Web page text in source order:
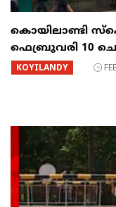
കൊയിലാണ്ടി
ഫെബ്രുവരി 10
KOYILANDY